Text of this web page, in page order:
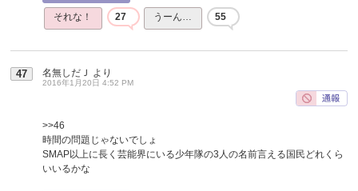
それな！ 27 うーん… 55
47 名無しだＪ より
2016年1月20日 4:52 PM
>>46
時間の問題じゃないでしょ
SMAP以上に長く芸能界にいる少年隊の3人の名前言える国民どれくら
いいるかな